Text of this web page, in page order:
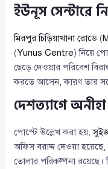
ইউনূস সেন্টারে
মিরপুর চিড়িয়াখানা রোডে(
(Yunus Centre) নিয়ে
ছেড়ে দেওয়ার পরিবেশ
করতে আসেন, কারণ তার
দেশত্যাগে
পোস্টে উল্লেখ করা হয়,
অফিস বরাদ্দ দেওয়া
তোলার পরিকল্পনা রয়েছে।